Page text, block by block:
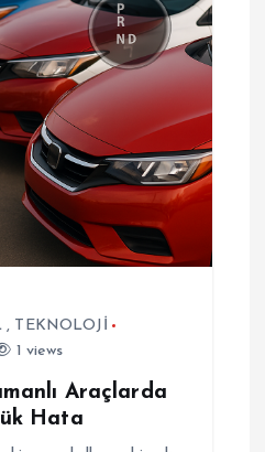
, TEKNOLOJİ
1 views
Araçlarda
Hata